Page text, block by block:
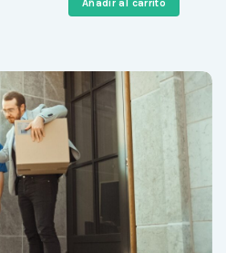
850,00 €. 526,23
Añadir al carrito